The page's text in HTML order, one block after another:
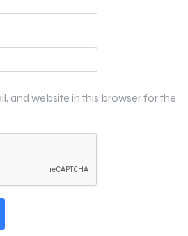
and website in this browser for the